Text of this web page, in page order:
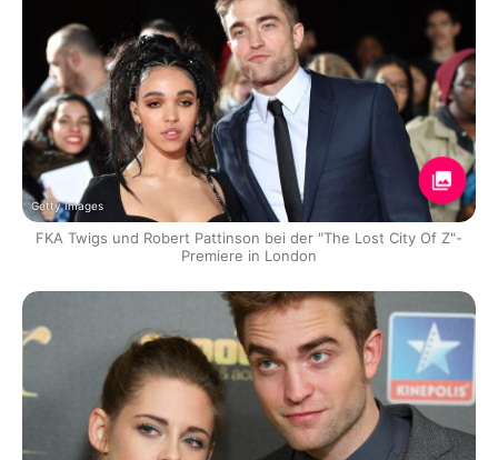
Getty Images
FKA Twigs und Robert Pattinson bei der "The Lost City Of Z"-
Premiere in London